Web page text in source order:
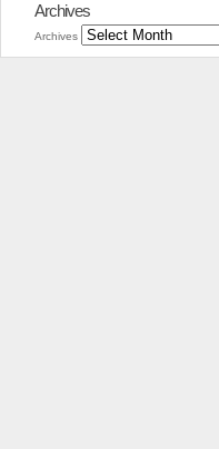
Archives
Archives